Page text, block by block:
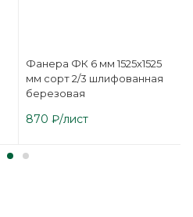
Фанера ФК 6 мм 1525х1525
мм сорт 2/3 шлифованная
березовая
870 ₽/лист